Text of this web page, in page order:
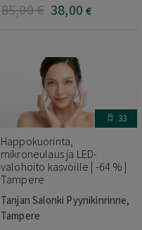
85,00€ 38,00 €
33
Happokuorinta,
mikroneulaus ja LED-
valohoito kasvoille | -64 % |
Tampere
Tanjan Salonki Pyynikinrinne,
Tampere